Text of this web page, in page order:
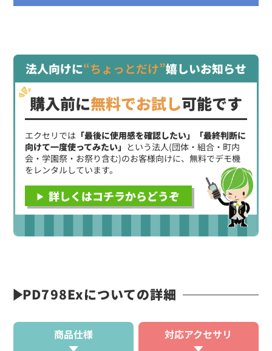
法人向けに“ちょっとだけ”嬉しいお知らせ
購入前に無料でお試し可能です
エクセリでは 「最後に使用感を確認したい」「最終判断に
向けて一度使ってみたい」 という法人(団体・組合・町内
会・学園祭・お祭り含む)のお客様向けに、無料でデモ機
をレンタルしています。
詳しくはコチラからどうぞ
PD798Exについての詳細
商品仕様 対応アクセサリ